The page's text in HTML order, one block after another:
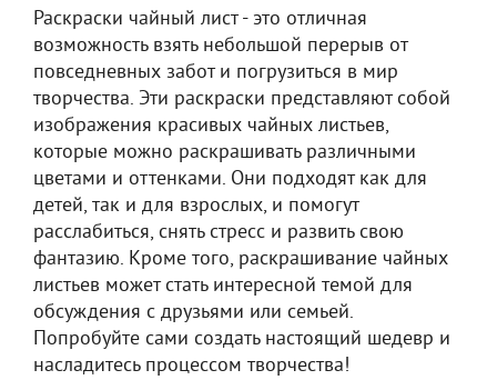
Раскраски чайный лист - это отличная
возможность взять небольшой перерыв от
повседневных забот и погрузиться в мир
творчества. Эти раскраски представляют собой
изображения красивых чайных листьев,
которые можно раскрашивать различными
цветами и оттенками. Они подходят как для
детей, так и для взрослых, и помогут
расслабиться, снять стресс и развить свою
фантазию. Кроме того, раскрашивание чайных
листьев может стать интересной темой для
обсуждения с друзьями или семьей.
Попробуйте сами создать настоящий шедевр и
насладитесь процессом творчества!